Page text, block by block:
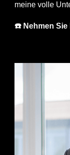
meine volle
☎️ Nehmen Sie